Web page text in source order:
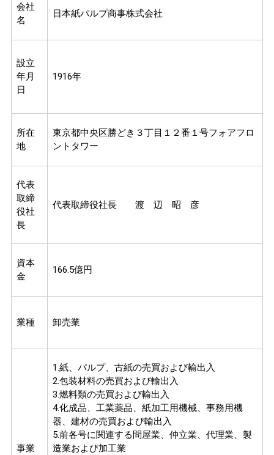
会社
名
日本紙パルプ商事株式会社
設立
年月
日
1916年
所在
地
東京都中央区勝どき３丁目１２番１号フォアフロ
ントタワー
代表
取締
役社
長
代表取締役社長 渡 辺 昭 彦
資本
金
166.5億円
業種 卸売業
事業
1.紙、パルプ、古紙の売買および輸出入
2.包装材料の売買および輸出入
3.燃料類の売買および輸出入
4.化成品、工業薬品、紙加工用機械、事務用機
器、建材の売買および輸出入
5.前各号に関連する問屋業、仲立業、代理業、製
造業および加工業